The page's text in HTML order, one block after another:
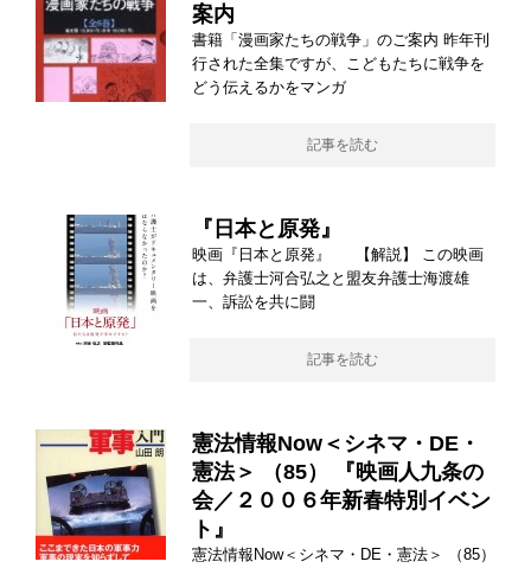
案内
書籍「漫画家たちの戦争」のご案内 昨年刊
行された全集ですが、こどもたちに戦争を
どう伝えるかをマンガ
記事を読む
『日本と原発』
映画『日本と原発』 【解説】 この映画
は、弁護士河合弘之と盟友弁護士海渡雄
一、訴訟を共に闘
記事を読む
憲法情報Now＜シネマ・DE・
憲法＞ （85） 『映画人九条の
会／２００６年新春特別イベン
ト』
憲法情報Now＜シネマ・DE・憲法＞ （85）